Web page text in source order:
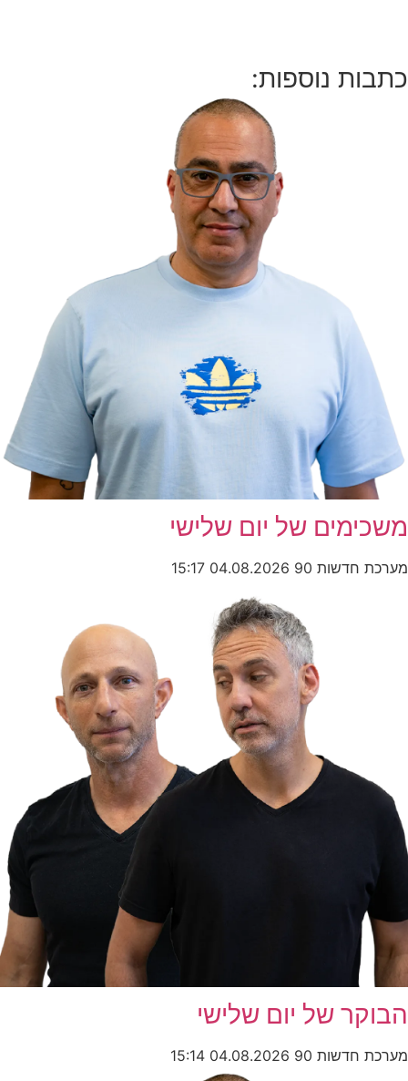
כתבות נוספות:
משכימים של יום שלישי
מערכת חדשות 90 04.08.2026
15:17
הבוקר של יום שלישי
מערכת חדשות 90 04.08.2026
15:14